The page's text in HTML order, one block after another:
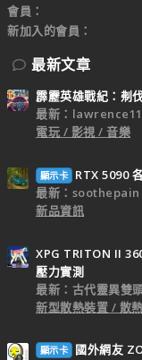
會員
新加入的會員
最新文章
霹靂英雄戰紀：刜
最新：lawrence11
電玩 / 影視 / 音樂
顯示卡
RTX 5090
最新：soothepain
新品資訊
XPG TRITON II
壓力實測
最新：古代靈異雙
新型散熱裝置 / 散
顯示卡
國外網友